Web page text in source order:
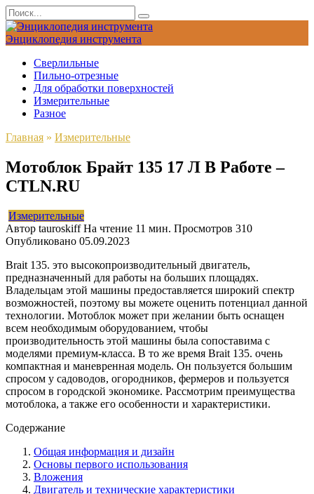
Перейти
к
содержанию
Search
for:
Энциклопедия инструмента
Сверлильные
Пильно-отрезные
Для обработки поверхностей
Измерительные
Разное
Главная » Измерительные
Мотоблок Брайт 135 17 Л В Работе –
CTLN.RU
Измерительные
Автор tauroskiff На чтение 11 мин. Просмотров 310
Опубликовано 05.09.2023
Brait 135. это высокопроизводительный двигатель,
предназначенный для работы на больших площадях.
Владельцам этой машины предоставляется широкий спектр
возможностей, поэтому вы можете оценить потенциал данной
технологии. Мотоблок может при желании быть оснащен
всем необходимым оборудованием, чтобы
производительность этой машины была сопоставима с
моделями премиум-класса. В то же время Brait 135. очень
компактная и маневренная модель. Он пользуется большим
спросом у садоводов, огородников, фермеров и пользуется
спросом в городской экономике. Рассмотрим преимущества
мотоблока, а также его особенности и характеристики.
Содержание
Общая информация и дизайн
Основы первого использования
Вложения
Двигатель и технические характеристики